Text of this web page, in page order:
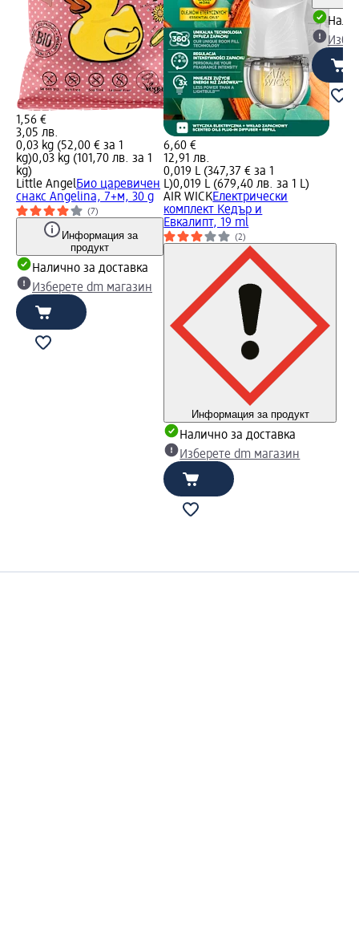
1,56 €
3,05 лв.
0,03 kg (52,00 € за 1
kg)0,03 kg (101,70 лв. за 1
kg)
Little AngelБио царевичен
снакс Angelina, 7+м, 30 g
(7)
Информация за
продукт
Налично за доставка
Изберете dm магазин
6,60 €
12,91 лв.
0,019 L (347,37 € за 1
L)0,019 L (679,40 лв. за 1 L)
AIR WICKЕлектрически
комплект Кедър и
Евкалипт, 19 ml
(2)
Информация за продукт
Налично за доставка
Изберете dm магазин